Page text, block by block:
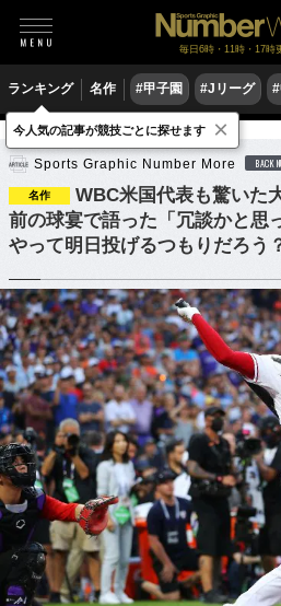
毎日6時・11時・17時
ランキング 名作 #甲子園 #Jリーグ
野球 MLB
Sports Graphic Number More BACK
名作
WBC米国代表も驚いた
前の球宴で語った「冗談かと思
やって明日投げるつもりだろう
今人気の記事が競技ごとに探せます ×